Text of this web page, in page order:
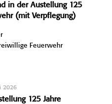
in der Austellung 125
(mit Verpflegung)
Feuerwehr
2026
125 Jahre